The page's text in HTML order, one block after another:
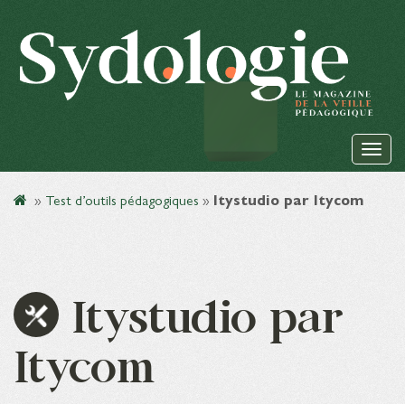
» Test d’outils pédagogiques » Itystudio par Itycom
Itystudio par
Itycom